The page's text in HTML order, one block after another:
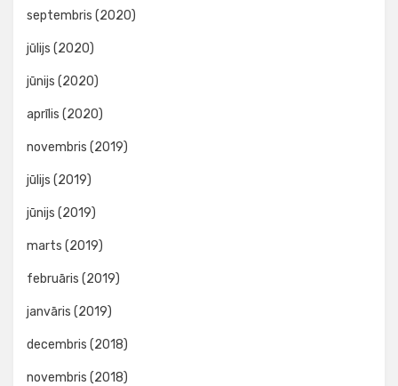
septembris (2020)
jūlijs (2020)
jūnijs (2020)
aprīlis (2020)
novembris (2019)
jūlijs (2019)
jūnijs (2019)
marts (2019)
februāris (2019)
janvāris (2019)
decembris (2018)
novembris (2018)